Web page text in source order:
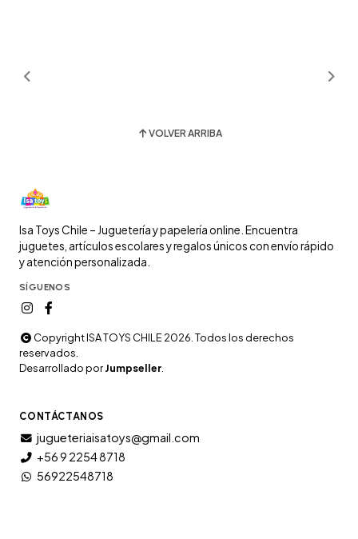
VOLVER ARRIBA
Isa Toys Chile – Juguetería y papelería online. Encuentra
juguetes, artículos escolares y regalos únicos con envío rápido
y atención personalizada.
SÍGUENOS
Copyright ISA TOYS CHILE 2026. Todos los derechos
reservados.
Desarrollado porJumpseller.
CONTÁCTANOS
jugueteriaisatoys@gmail.com
+56 9 2254 8718
56922548718